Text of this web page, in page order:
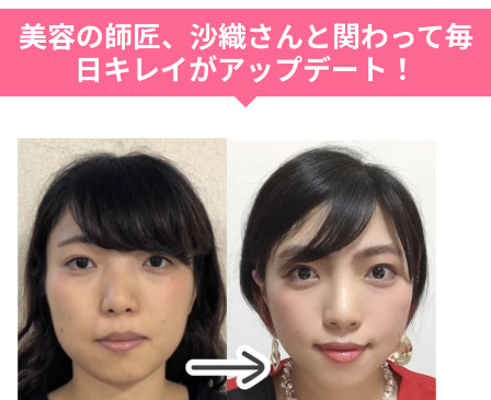
美容の師匠、沙織さんと関わって毎
日キレイがアップデート！